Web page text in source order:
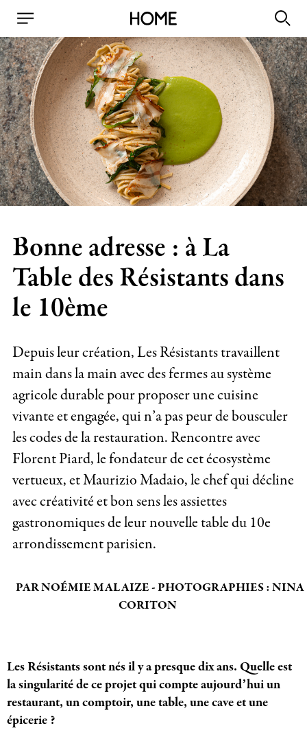
Bonne adresse : à La
Table des Résistants dans
le 10ème
Depuis leur création, Les Résistants travaillent
main dans la main avec des fermes au système
agricole durable pour proposer une cuisine
vivante et engagée, qui n’a pas peur de bousculer
les codes de la restauration. Rencontre avec
Florent Piard, le fondateur de cet écosystème
vertueux, et Maurizio Madaio, le chef qui décline
avec créativité et bon sens les assiettes
gastronomiques de leur nouvelle table du 10e
arrondissement parisien.
PAR NOÉMIE MALAIZE - PHOTOGRAPHIES : NINA
CORITON
Les Résistants sont nés il y a presque dix ans. Quelle est
la singularité de ce projet qui compte aujourd’hui un
restaurant, un comptoir, une table, une cave et une
épicerie ?